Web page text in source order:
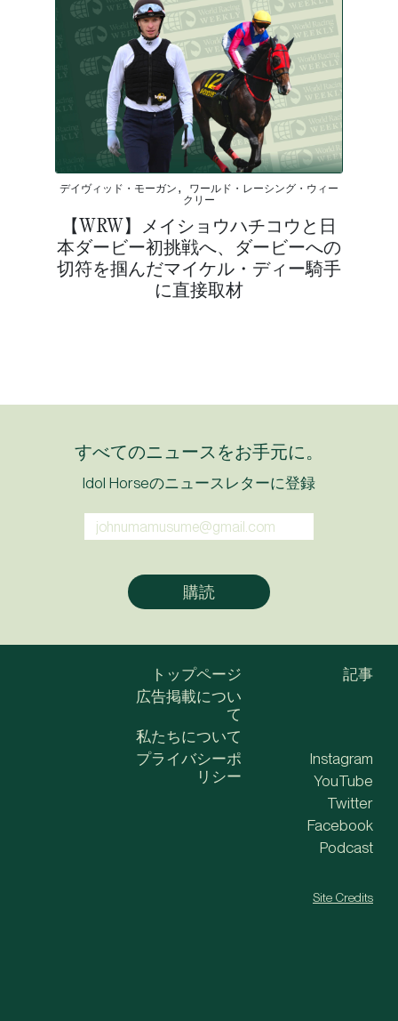
デイヴィッド・モーガン, ワールド・レーシング・ウィー
クリー
【WRW】メイショウハチコウと日
本ダービー初挑戦へ、ダービーへの
切符を掴んだマイケル・ディー騎手
に直接取材
すべてのニュースをお手元に。
Idol Horseのニュースレターに登録
トップページ
広告掲載につい
て
私たちについて
記事
プライバシーポ
リシー
Instagram
YouTube
Twitter
Facebook
Podcast
Site Credits